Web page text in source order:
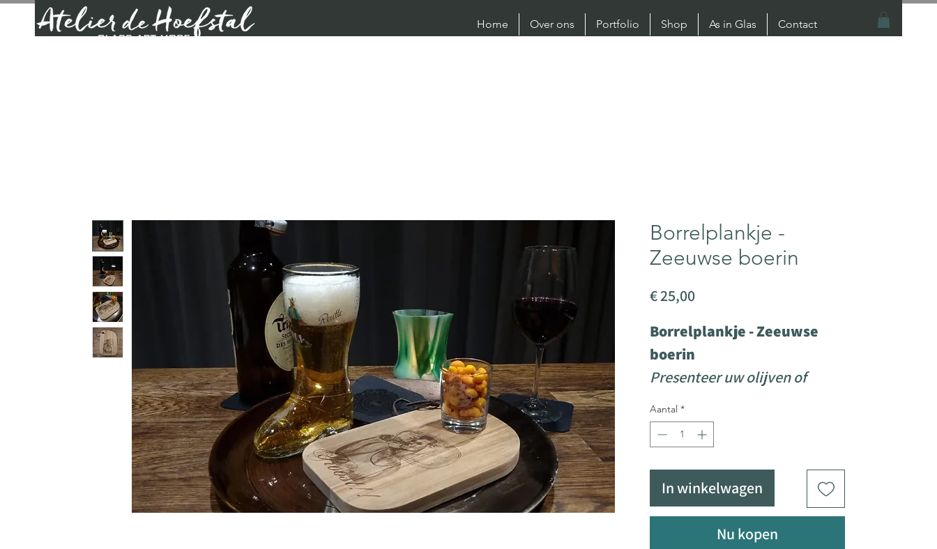
Home Over ons Portfolio Shop As in Glas Contact
Borrelplankje -
Zeeuwse boerin
€ 25,00Prijs
Borrelplankje - Zeeuwse
boerin
Presenteer uw olijven of
andere tapas op een originele
en Zeeuwse wijze!
Borrelplankje van Acacia hout
23 x 15 cm
Voorzien van een door ons
Aantal *
In winkelwagen
Nu kopen